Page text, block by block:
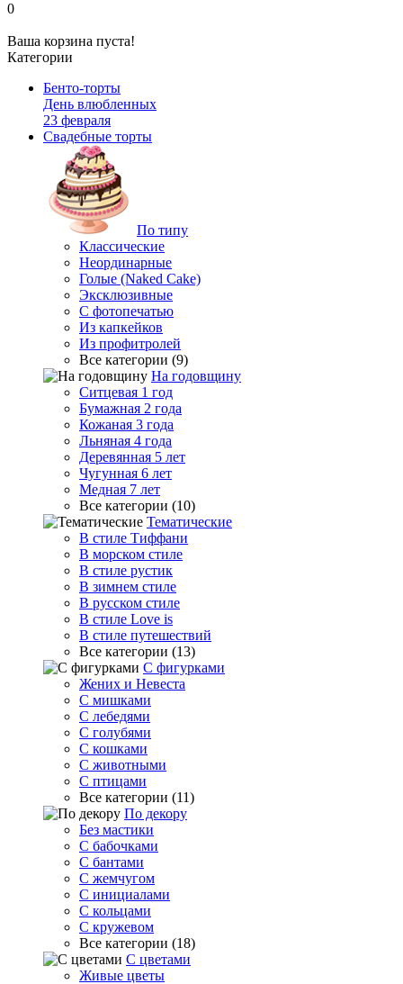
0
Ваша корзина пуста!
Категории
Бенто-торты
День влюбленных
23 февраля
Свадебные торты
По типу
Классические
Неординарные
Голые (Naked Cake)
Эксклюзивные
С фотопечатью
Из капкейков
Из профитролей
Все категории (9)
На годовщину
Ситцевая 1 год
Бумажная 2 года
Кожаная 3 года
Льняная 4 года
Деревянная 5 лет
Чугунная 6 лет
Медная 7 лет
Все категории (10)
Тематические
В стиле Тиффани
В морском стиле
В стиле рустик
В зимнем стиле
В русском стиле
В стиле Love is
В стиле путешествий
Все категории (13)
С фигурками
Жених и Невеста
С мишками
С лебедями
С голубями
С кошками
С животными
С птицами
Все категории (11)
По декору
Без мастики
С бабочками
С бантами
С жемчугом
С инициалами
С кольцами
С кружевом
Все категории (18)
С цветами
Живые цветы